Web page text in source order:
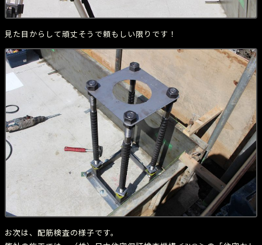
見た目からして頑丈そうで頼もしい限りです！
お次は、配筋検査の様子です。